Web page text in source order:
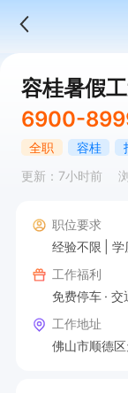
容桂暑假
6900-
全职 容桂
更新：7小时前
职位要求
经验不限
学
工作福利
免费停车
交
工作地址
佛山市顺德